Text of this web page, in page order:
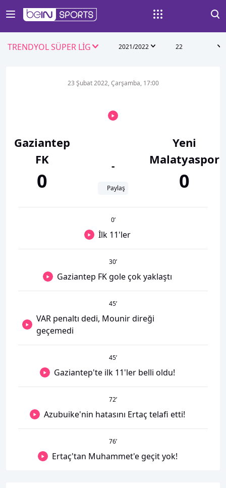
TRENDYOL SÜPER LİG 2021/2022 22
Gaziantep
FK
0
23 Şubat 2022, Çarşamba, 17:00
-
Paylaş
Yeni
Malatyaspor
0
0’
İlk 11'ler
30’
Gaziantep FK gole çok yaklaştı
45’
VAR penaltı dedi, Mounir direği
geçemedi
45’
Gaziantep'te ilk 11'ler belli oldu!
72’
Azubuike'nin hatasını Ertaç telafi etti!
76’
Ertaç'tan Muhammet'e geçit yok!